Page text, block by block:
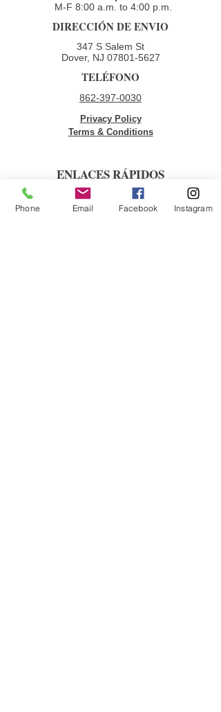
M-F 8:00 a.m. to 4:00 p.m.​
DIRECCIÓN DE ENVIO
347 S Salem St
Dover, NJ 07801-5627
TELÉFONO
862-397-0030
Privacy Policy
Terms & Conditions
ENLACES RÁPIDOS
Donar
Phone Email Facebook Instagram